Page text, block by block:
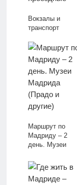
Вокзалы и
транспорт
и электрички.
Билеты и
проездные
Маршрут по
Мадриду – 2
день. Музеи
и другие)